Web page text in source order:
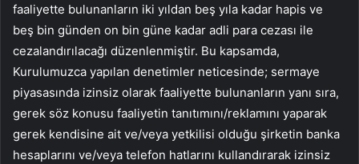
faaliyette bulunanların iki yıldan beş yıla kadar hapis ve
beş bin günden on bin güne kadar adli para cezası ile
cezalandırılacağı düzenlenmiştir. Bu kapsamda,
Kurulumuzca yapılan denetimler neticesinde; sermaye
piyasasında izinsiz olarak faaliyette bulunanların yanı sıra,
gerek söz konusu faaliyetin tanıtımını/reklamını yaparak
gerek kendisine ait ve/veya yetkilisi olduğu şirketin banka
hesaplarını ve/veya telefon hatlarını kullandırarak izinsiz